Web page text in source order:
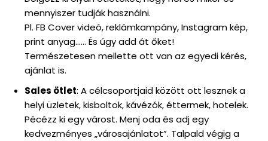
mennyiszer tudják használni.
Pl. FB Cover videó, reklámkampány, Instagram kép,
print anyag…… És úgy add át őket!
Természetesen mellette ott van az egyedi kérés,
ajánlat is.
Sales ötlet: A célcsoportjaid között ott lesznek a
helyi üzletek, kisboltok, kávézók, éttermek, hotelek.
Pécézz ki egy várost. Menj oda és adj egy
kedvezményes „városajánlatot”. Talpald végig a